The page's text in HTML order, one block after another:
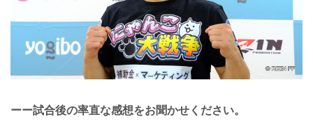
ーー試合後の率直な感想をお聞かせください。